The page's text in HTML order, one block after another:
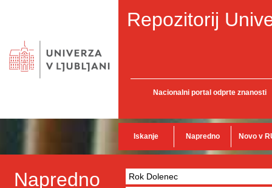
Repozitorij
Nacionalni portal odprte znanosti
Iskanje Napredno Novo v
Napredno